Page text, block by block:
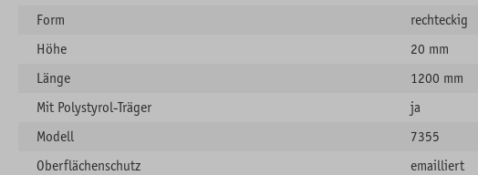
Form
rechteckig
Höhe
20 mm
Länge
1200 mm
Mit Polystyrol-Träger
ja
Modell
7355
Oberflächenschutz
emailliert